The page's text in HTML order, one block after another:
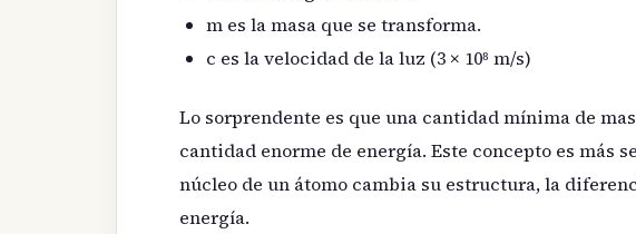
m es la masa que se transforma.
c es la velocidad de la luz (3 × 10⁸ m/s)
Lo sorprendente es que una cantidad mínima de
cantidad enorme de energía. Este concepto es más
núcleo de un átomo cambia su estructura, la
energía.